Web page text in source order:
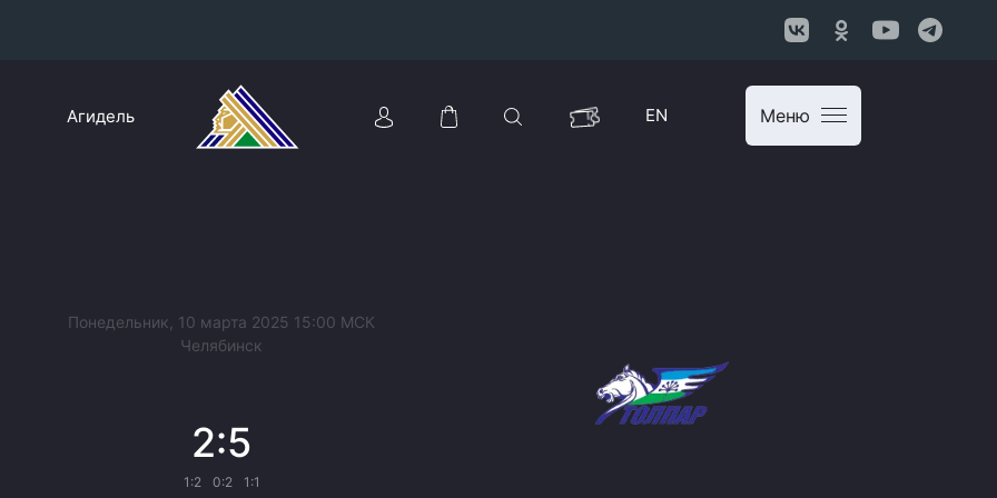
Конференция «Восток»
Агидель EN Меню
Понедельник, 10 марта 2025 15:00 МСК
Челябинск
2:5
1:2 0:2 1:1